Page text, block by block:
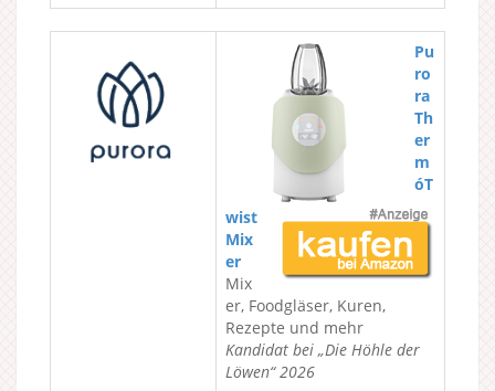
Pu
ro
ra
Th
er
m
óT
wist
Mix
er
Mix
er, Foodgläser, Kuren,
Rezepte und mehr
Kandidat bei „Die Höhle der
Löwen“ 2026